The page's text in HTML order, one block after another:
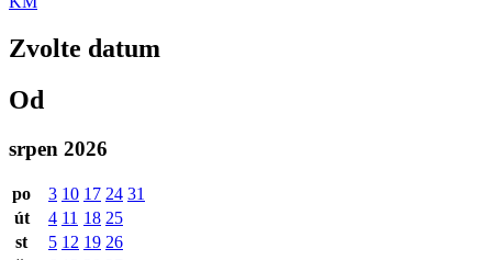
Zvolte datum
Od
srpen 2026
po 3 10 17 24 31
út
4 11 18 25
st
5 12 19 26